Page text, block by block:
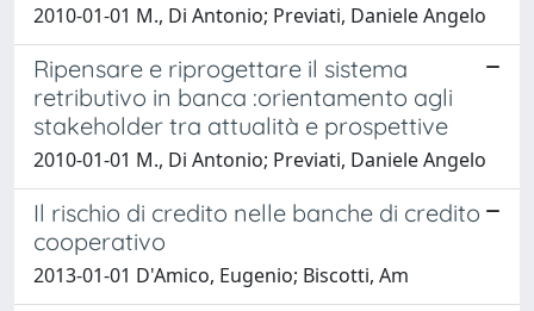
2010-01-01 M., Di Antonio; Previati, Daniele Angelo
Ripensare e riprogettare il sistema
retributivo in banca :orientamento agli
stakeholder tra attualità e prospettive
2010-01-01 M., Di Antonio; Previati, Daniele Angelo
Il rischio di credito nelle banche di credito
cooperativo
2013-01-01 D'Amico, Eugenio; Biscotti, Am